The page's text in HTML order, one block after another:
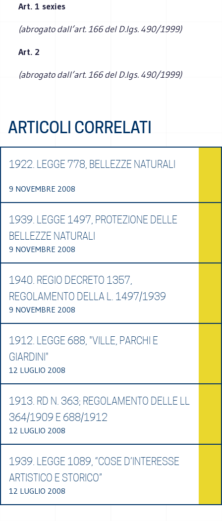
Art. 1 sexies
(abrogato dall’art. 166 del D.lgs. 490/1999)
Art. 2
(abrogato dall’art. 166 del D.lgs. 490/1999)
ARTICOLI CORRELATI
1922. LEGGE 778, BELLEZZE NATURALI
9 NOVEMBRE 2008
1939. LEGGE 1497, PROTEZIONE DELLE
BELLEZZE NATURALI
9 NOVEMBRE 2008
1940. REGIO DECRETO 1357,
REGOLAMENTO DELLA L. 1497/1939
9 NOVEMBRE 2008
1912. LEGGE 688, "VILLE, PARCHI E
GIARDINI"
12 LUGLIO 2008
1913. RD N. 363; REGOLAMENTO DELLE LL
364/1909 E 688/1912
12 LUGLIO 2008
1939. LEGGE 1089, “COSE D’INTERESSE
ARTISTICO E STORICO”
12 LUGLIO 2008